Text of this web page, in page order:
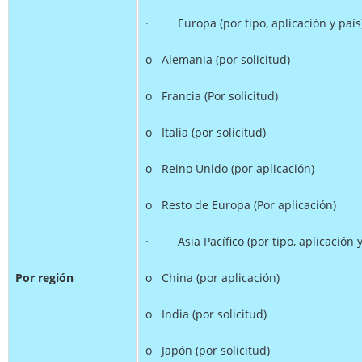
Por región
· Europa (por tipo, aplicación y
o Alemania (por solicitud)
o Francia (Por solicitud)
o Italia (por solicitud)
o Reino Unido (por aplicación)
o Resto de Europa (Por aplicación)
· Asia Pacífico (por tipo, aplicación
o China (por aplicación)
o India (por solicitud)
o Japón (por solicitud)